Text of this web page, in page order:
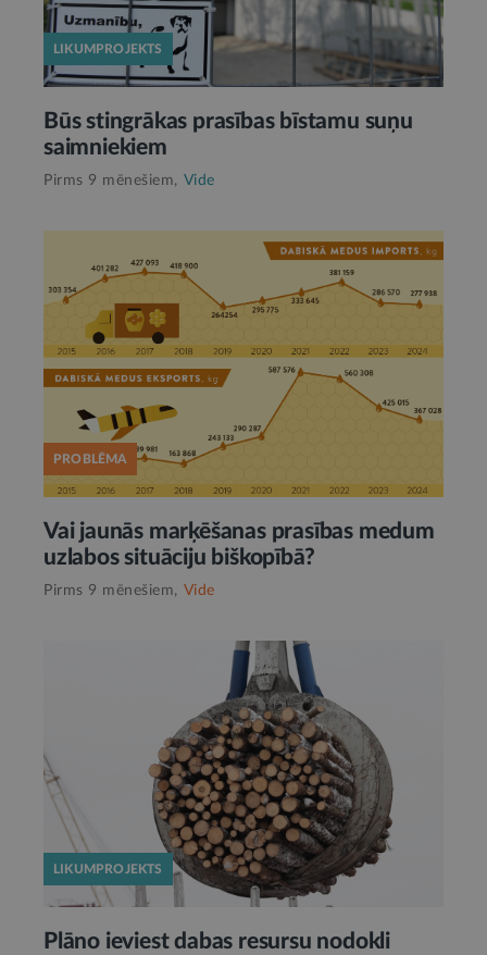
LIKUMPROJEKTS
Būs stingrākas prasības bīstamu suņu
saimniekiem
Pirms 9 mēnešiem, Vide
PROBLĒMA
Vai jaunās marķēšanas prasības medum
uzlabos situāciju biškopībā?
Pirms 9 mēnešiem, Vide
LIKUMPROJEKTS
Plāno ieviest dabas resursu nodokli